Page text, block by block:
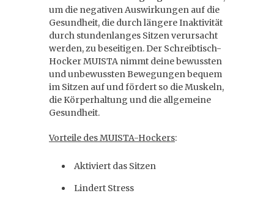
um die negativen Auswirkungen auf die
Gesundheit, die durch längere Inaktivität
durch stundenlanges Sitzen verursacht
werden, zu beseitigen. Der Schreibtisch-
Hocker MUISTA nimmt deine bewussten
und unbewussten Bewegungen bequem
im Sitzen auf und fördert so die Muskeln,
die Körperhaltung und die allgemeine
Gesundheit.
Vorteile des MUISTA-Hockers:
Aktiviert das Sitzen
Lindert Stress